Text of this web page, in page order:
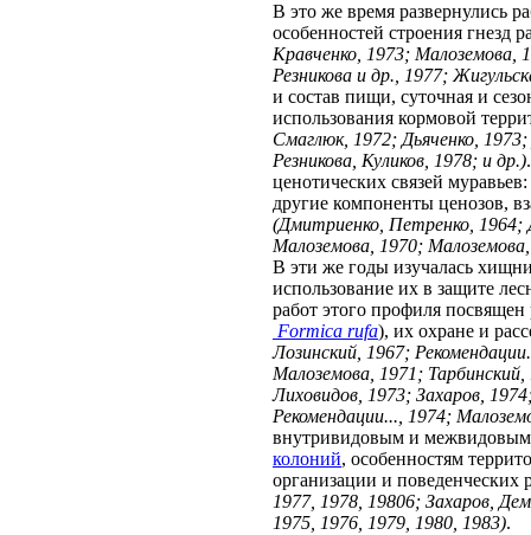
В это же время развернулись
особенностей строения гнезд
Кравченко, 1973; Малоземова,
Резникова и др., 1977;
и состав пищи, суточная и
использования кормовой
Смаглюк, 1972; Дьяченко,
Резникова, Куликов, 1978; и др.)
ценотических связей
другие компоненты ценозов,
(Дмитриенко, Петренко, 1964;
Малоземова, 1970;
В эти же годы изучалась
использование их в защите
работ этого профиля
Formica rufa), их охране и
Лозинский, 1967;
Малоземова, 1971;
Лиховидов, 1973; Захаров,
Рекомендации..., 1974;
внутривидовым и межвидовым
колоний, особенностям
организации и поведенческих
1977, 1978, 19806; Захаров,
1975, 1976, 1979, 1980, 1983).